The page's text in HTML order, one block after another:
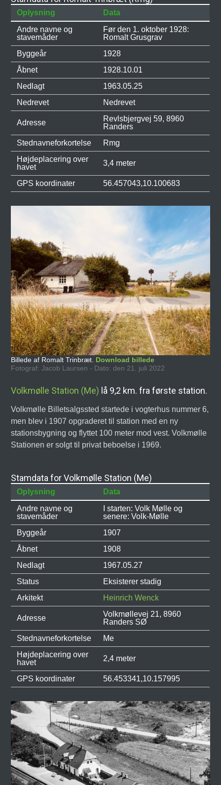
Oplysning
Data
Andre navne og
stavemåder
Før den 1. oktober 1928:
Romalt Grusgrav
Byggeår
1928
Åbnet
1928.10.01
Nedlagt
1963.05.25
Nedrevet
Nedrevet
Adresse
Revlsbjergvej 59, 8960
Randers
Stednavneforkortelse
Rmg
Højdeplacering over
havet
3,4 meter
GPS koordinater 56.457043,10.100683
Billede af Romalt Trinbræt. Download billede
Fotograf: Jacob Laursen - Dato: den 21. juli 2022
Volkmølle Station (Me) lå 9,2 km. fra første station.
Volkmølle Billetsalgssted startede i vogterhus nummer 6,
men blev i 1907 opgraderet til station med en ny
stationsbygning og flyttet 100 meter mod vest. Volkmølle
Stationen er solgt til privat beboelse i 1969.
Stamdata for Volkmølle Station (Me)
Oplysning
Data
Andre navne og
stavemåder
I starten: Volk Mølle og
senere: Volk-Mølle
Byggeår
1907
Åbnet
1908
Nedlagt
1967.05.27
Status
Eksisterer stadig
Arkitekt
Heinrich Wenck
Adresse
Volkmøllevej 21, 8960
Randers SØ
Stednavneforkortelse
Me
Højdeplacering over
havet
2,4 meter
GPS koordinater 56.453341,10.157995